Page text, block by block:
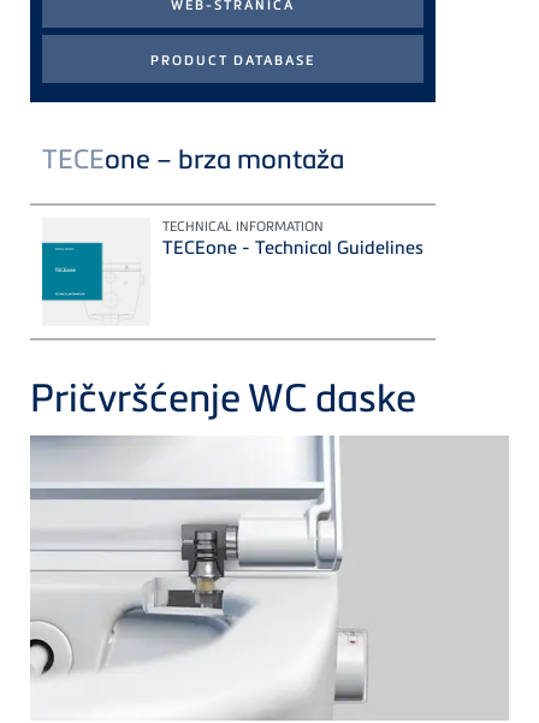
TECEone – brza montaža
TECHNICAL INFORMATION
TECEone - Technical Guidelines
Pričvršćenje WC daske